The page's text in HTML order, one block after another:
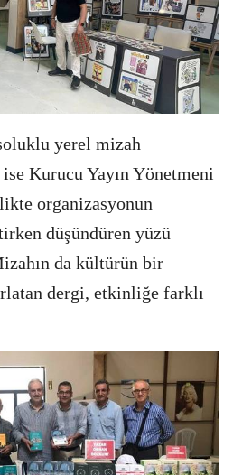
yerel mizah
Kurucu Yayın Yönetmeni
organizasyonun
düşündüren yüzü
da kültürün bir
dergi, etkinliğe farklı